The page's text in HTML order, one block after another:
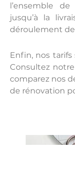
l’ensemble
jusqu’à la
déroulement
Enfin, nos
Consultez
comparez nos
de rénovation